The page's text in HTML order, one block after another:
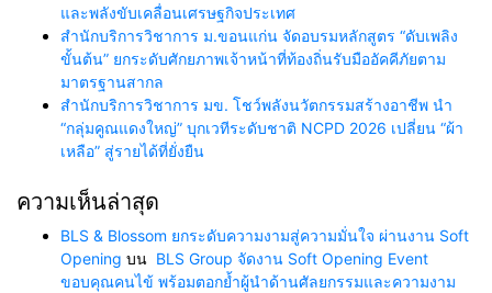
และพลังขับเคลื่อนเศรษฐกิจประเทศ
สำนักบริการวิชาการ ม.ขอนแก่น จัดอบรมหลักสูตร “ดับเพลิง
ขั้นต้น” ยกระดับศักยภาพเจ้าหน้าที่ท้องถิ่นรับมืออัคคีภัยตาม
มาตรฐานสากล
สำนักบริการวิชาการ มข. โชว์พลังนวัตกรรมสร้างอาชีพ นำ
“กลุ่มคูณแดงใหญ่” บุกเวทีระดับชาติ NCPD 2026 เปลี่ยน “ผ้า
เหลือ” สู่รายได้ที่ยั่งยืน
ความเห็นล่าสุด
BLS & Blossom ยกระดับความงามสู่ความมั่นใจ ผ่านงาน Soft
Opening บน BLS Group จัดงาน Soft Opening Event
ขอบคุณคนไข้ พร้อมตอกย้ำผู้นำด้านศัลยกรรมและความงาม